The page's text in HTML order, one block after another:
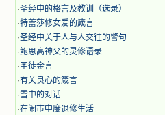
汹涌起伏，欣喜不能自已。书中谈到
这些圣人们如何在与主的交往中得到
灵命的更新，德行的馨香如何上达天
庭。啊，在这世上曾住过那么多热心
的圣人，为了传播福音，他们告别亲
人，舍下了他们手中的一切，轻快地
踏上了异国他乡，到没有人知道真神
的世界里去。啊，若不是主的引领，
我可能到死还不认识他们呢！ 我
·圣经中的格言及教训（选录）
·特蕾莎修女爱的箴言
·圣经中关于人与人交往的警句
·鲍思高神父的灵修语录
·圣徒金言
·有关良心的箴言
·雪中的对话
·在闹市中度退修生活